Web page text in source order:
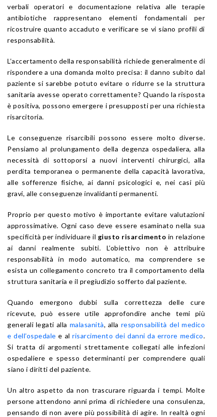
verbali operatori e documentazione relativa alle terapie
antibiotiche rappresentano elementi fondamentali per
ricostruire quanto accaduto e verificare se vi siano profili di
responsabilità.
L’accertamento della responsabilità richiede generalmente di
rispondere a una domanda molto precisa: il danno subito dal
paziente si sarebbe potuto evitare o ridurre se la struttura
sanitaria avesse operato correttamente? Quando la risposta
è positiva, possono emergere i presupposti per una richiesta
risarcitoria.
Le conseguenze risarcibili possono essere molto diverse.
Pensiamo al prolungamento della degenza ospedaliera, alla
necessità di sottoporsi a nuovi interventi chirurgici, alla
perdita temporanea o permanente della capacità lavorativa,
alle sofferenze fisiche, ai danni psicologici e, nei casi più
gravi, alle conseguenze invalidanti permanenti.
Proprio per questo motivo è importante evitare valutazioni
approssimative. Ogni caso deve essere esaminato nella sua
specificità per individuare il giusto risarcimento in relazione
ai danni realmente subiti. L’obiettivo non è attribuire
responsabilità in modo automatico, ma comprendere se
esista un collegamento concreto tra il comportamento della
struttura sanitaria e il pregiudizio sofferto dal paziente.
Quando emergono dubbi sulla correttezza delle cure
ricevute, può essere utile approfondire anche temi più
generali legati alla malasanità, alla responsabilità del medico
e dell’ospedale e alrisarcimento dei danni da errore medico.
Si tratta di argomenti strettamente collegati alle infezioni
ospedaliere e spesso determinanti per comprendere quali
siano i diritti del paziente.
Un altro aspetto da non trascurare riguarda i tempi. Molte
persone attendono anni prima di richiedere una consulenza,
pensando di non avere più possibilità di agire. In realtà ogni